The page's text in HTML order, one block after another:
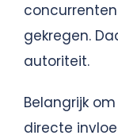
gekregen.
autoriteit.
Belangrijk
directe